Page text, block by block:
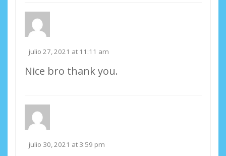
julio 27, 2021 at 11:11 am
Nice bro thank you.
julio 30, 2021 at 3:59 pm